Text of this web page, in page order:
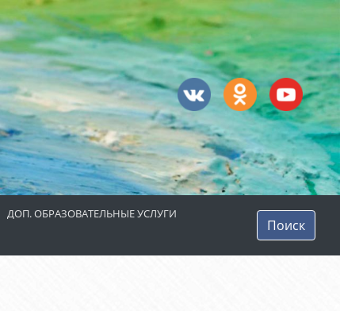
ДОП. ОБРАЗОВАТЕЛЬНЫЕ УСЛУГИ
Поиск